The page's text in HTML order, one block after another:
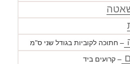
– חתוכה לקוביות בגודל שני ס"מ
– קרועים ביד